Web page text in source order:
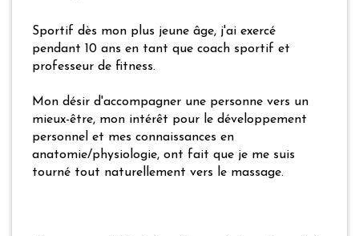
Sportif dès mon plus jeune âge, j'ai exercé
pendant 10 ans en tant que coach sportif et
professeur de fitness.
Mon désir d'accompagner une personne vers un
mieux-être, mon intérêt pour le développement
personnel et mes connaissances en
anatomie/physiologie, ont fait que je me suis
tourné tout naturellement vers le massage.